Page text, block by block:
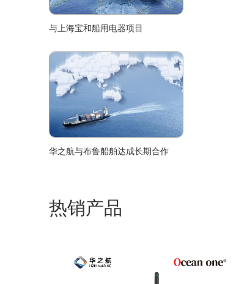
与上海宝和船用电器项目
华之航与布鲁船舶达成长期合作
热销产品